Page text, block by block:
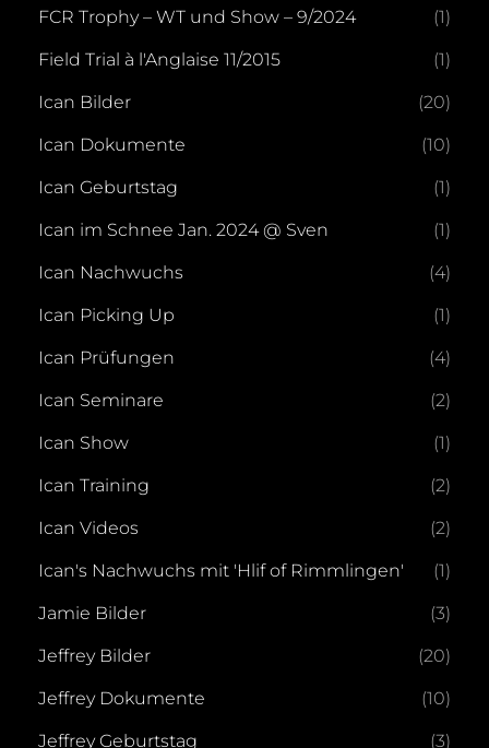
FCR Trophy – WT und Show – 9/2024 (1)
Field Trial à l'Anglaise 11/2015 (1)
Ican Bilder (20)
Ican Dokumente (10)
Ican Geburtstag (1)
Ican im Schnee Jan. 2024 @ Sven (1)
Ican Nachwuchs (4)
Ican Picking Up (1)
Ican Prüfungen (4)
Ican Seminare (2)
Ican Show (1)
Ican Training (2)
Ican Videos (2)
Ican's Nachwuchs mit 'Hlif of Rimmlingen' (1)
Jamie Bilder (3)
Jeffrey Bilder (20)
Jeffrey Dokumente (10)
Jeffrey Geburtstag (3)